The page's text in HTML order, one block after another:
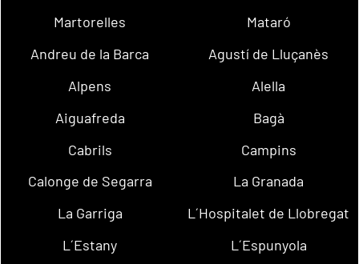
Martorelles
Mataró
Andreu de la Barca
Agustí de Lluçanès
Alpens
Alella
Aiguafreda
Bagà
Cabrils
Campins
Calonge de Segarra
La Granada
La Garriga
L´Hospitalet de Llobregat
L´Estany
L´Espunyola